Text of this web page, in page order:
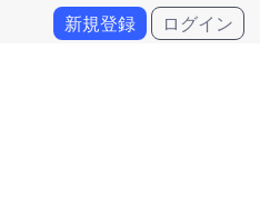
新規登録 ログイン